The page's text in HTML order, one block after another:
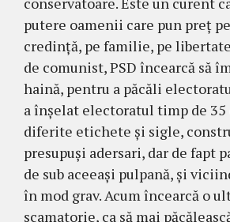
putere oamenii care pun preț
credință, pe familie, pe
de comunist, PSD încearcă să
haină, pentru a păcăli
a înșelat electoratul timp de 35
diferite etichete și sigle,
presupuși adersari, dar de fapt
de sub aceeași pulpană, și
în mod grav. Acum încearcă o
scamatorie, ca să mai